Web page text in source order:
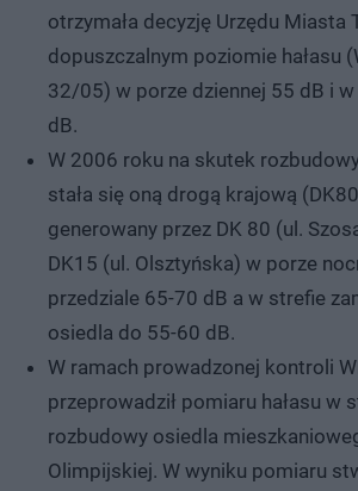
otrzymała decyzję Urzędu Miasta
dopuszczalnym poziomie hałasu
32/05) w porze dziennej 55 dB i
dB.
W 2006 roku na skutek
stała się oną drogą krajową
generowany przez DK 80 (ul.
DK15 (ul. Olsztyńska) w porze
przedziale 65-70 dB a w strefie
osiedla do 55-60 dB.
W ramach prowadzonej kontroli
przeprowadził pomiaru hałasu w
rozbudowy osiedla
Olimpijskiej. W wyniku pomiaru